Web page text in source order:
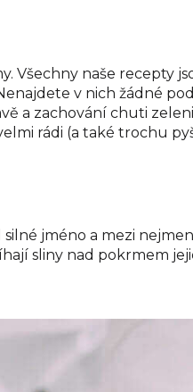
Všechny naše recepty
v nich žádné
a zachování chuti
rádi (a také trochu
jméno a mezi
sliny nad pokrmem